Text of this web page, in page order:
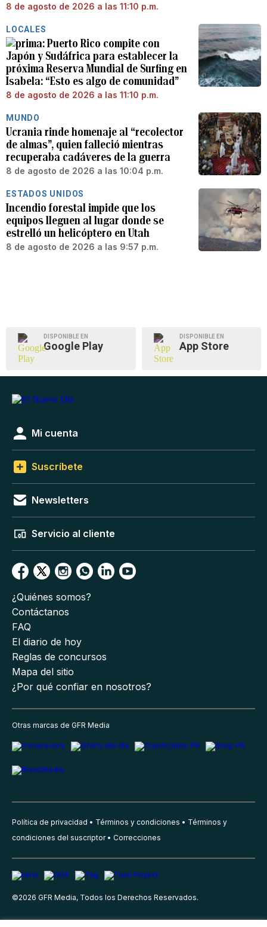
8 de agosto de 2026 a las 11:10 p.m.
LOCALES
Puerto Rico compite con
Japón y Sudáfrica para establecer la
próxima Reserva Mundial de Surfing en
Isabela: “Esto es algo de comunidad”
8 de agosto de 2026 a las 11:10 p.m.
MUNDO
Ucrania rinde homenaje al “recolector
de almas”, quien falleció mientras
recuperaba cadáveres de la guerra
8 de agosto de 2026 a las 10:04 p.m.
ESTADOS UNIDOS
Incendio forestal impide que los
equipos lleguen al lugar donde se
estrelló un helicóptero en Utah
8 de agosto de 2026 a las 9:57 p.m.
DISPONIBLE EN
Google Play
DISPONIBLE EN
App Store
Mi cuenta
Suscríbete
Newsletters
Servicio al cliente
¿Quiénes somos?
Contáctanos
FAQ
El diario de hoy
Reglas de concursos
Mapa del sitio
¿Por qué confiar en nosotros?
Otras marcas de GFR Media
Política de privacidad Términos y condiciones
Términos y
condiciones del suscriptor
Correcciones
©2026 GFR Media, Todos los Derechos Reservados.